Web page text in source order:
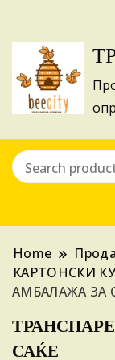
Home
КАРТОНСКИ
АМБАЛАЖА ЗА
САЌЕ